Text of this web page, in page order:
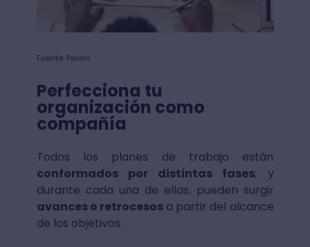
Fuente: Pexels
Perfecciona tu
organización como
compañía
Todos los planes de trabajo están
conformados por distintas fases; y
durante cada una de ellas, pueden surgir
avances o retrocesosa partir del alcance
de los objetivos.